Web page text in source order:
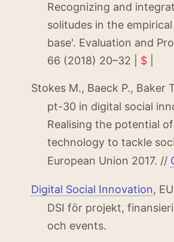
Recognizing and
solitudes in the
base'. Evaluation and
66 (2018) 20–32 | $
Stokes M., Baeck P., Baker
pt-30 in digital social
Realising the potential
technology to tackle
European Union 2017. //
Digital Social Innovation,
DSI för projekt,
och events.